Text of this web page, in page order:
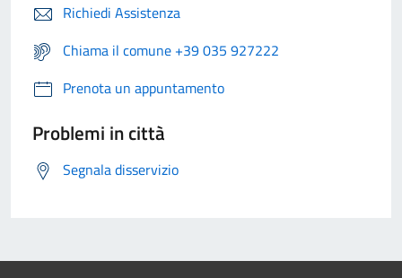
Richiedi Assistenza
Chiama il comune +39 035 927222
Prenota un appuntamento
Problemi in città
Segnala disservizio